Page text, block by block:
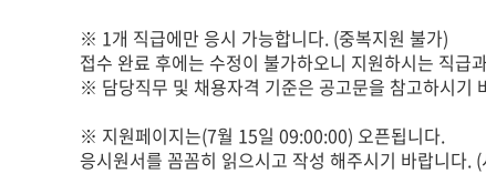
※ 1개 직급에만 응시 가능합니다. (중복지원 불가)
접수 완료 후에는 수정이 불가하오니 지원하시는 직
※ 담당직무 및 채용자격 기준은 공고문을 참고하시기
※ 지원페이지는(7월 15일 09:00:00) 오픈됩니다.
응시원서를 꼼꼼히 읽으시고 작성 해주시기 바랍니다.